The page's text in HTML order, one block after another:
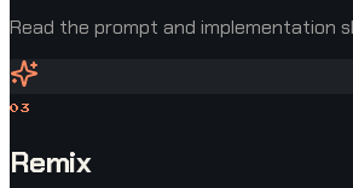
Read the prompt and implementation
03
Remix